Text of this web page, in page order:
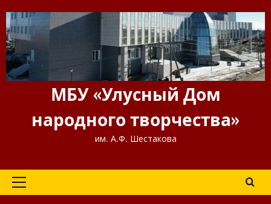
содержимому
МБУ «Улусный Дом
народного творчества»
им. А.Ф. Шестакова
Основное